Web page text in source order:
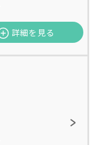
詳細を見る